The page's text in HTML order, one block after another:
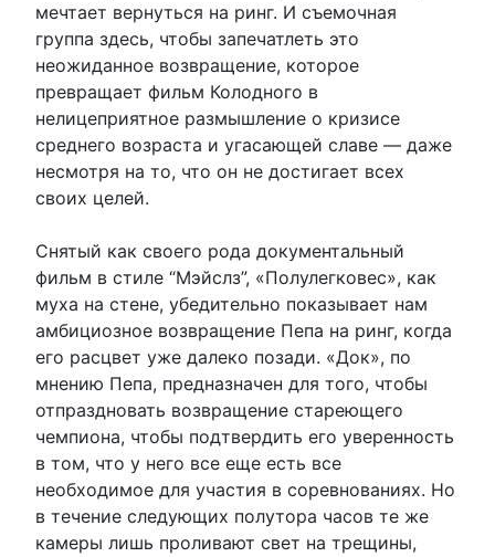
мечтает вернуться на ринг. И съемочная
группа здесь, чтобы запечатлеть это
неожиданное возвращение, которое
превращает фильм Колодного в
нелицеприятное размышление о кризисе
среднего возраста и угасающей славе — даже
несмотря на то, что он не достигает всех
своих целей.
Снятый как своего рода документальный
фильм в стиле “Мэйслз”, «Полулегковес», как
муха на стене, убедительно показывает нам
амбициозное возвращение Пепа на ринг, когда
его расцвет уже далеко позади. «Док», по
мнению Пепа, предназначен для того, чтобы
отпраздновать возвращение стареющего
чемпиона, чтобы подтвердить его уверенность
в том, что у него все еще есть все
необходимое для участия в соревнованиях. Но
в течение следующих полутора часов те же
камеры лишь проливают свет на трещины,